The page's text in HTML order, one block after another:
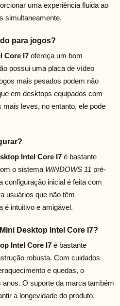
uma experiência fluida ao
simultaneamente.
para jogos?
Core I7 ofereça um bom
possui uma placa de vídeo
mais pesados podem não
em desktops equipados com
leves, no entanto, ele pode
Intel Core I7 é bastante
o sistema WINDOWS 11 pré-
configuração inicial é feita com
usuários que não têm
é intuitivo e amigável.
Desktop Intel Core I7?
Intel Core I7 é bastante
robusta. Com cuidados
e quedas, o
O suporte da marca também
a longevidade do produto.